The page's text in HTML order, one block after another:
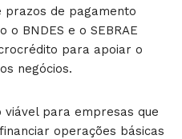
prazos de pagamento
o BNDES e o SEBRAE
para apoiar o
negócios.
para empresas que
operações básicas